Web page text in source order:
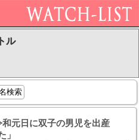
ル
検索
元日に双子の男児を出産
」